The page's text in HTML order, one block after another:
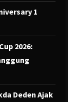
1
2026:
Deden Ajak